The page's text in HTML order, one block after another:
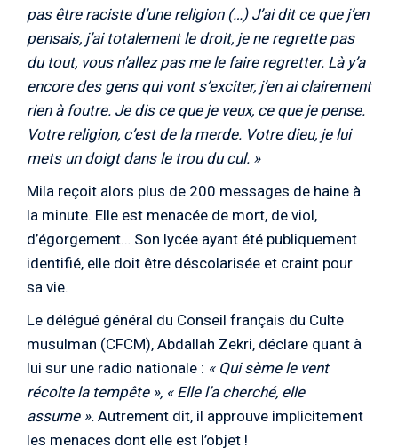
pas être raciste d’une religion (…) J’ai dit ce que j’en
pensais, j’ai totalement le droit, je ne regrette pas
du tout, vous n’allez pas me le faire regretter. Là y’a
encore des gens qui vont s’exciter, j’en ai clairement
rien à foutre. Je dis ce que je veux, ce que je pense.
Votre religion, c’est de la merde. Votre dieu, je lui
mets un doigt dans le trou du cul. »
Mila reçoit alors plus de 200 messages de haine à
la minute. Elle est menacée de mort, de viol,
d’égorgement… Son lycée ayant été publiquement
identifié, elle doit être déscolarisée et craint pour
sa vie.
Le délégué général du Conseil français du Culte
musulman (CFCM), Abdallah Zekri, déclare quant à
lui sur une radio nationale : « Qui sème le vent
récolte la tempête », « Elle l’a cherché, elle
assume ». Autrement dit, il approuve implicitement
les menaces dont elle est l’objet !